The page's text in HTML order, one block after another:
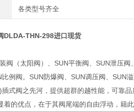
各类型号齐全
DLDA-THN-298进口现货
阀（太阳阀）、SUN平衡阀、SUN泄压
例阀。SUN防爆阀、SUN调压阀、SUN溢
式阀之先河，提供超群的越性能，可靠品
着的优点，在于其阀尾端的自由浮动，籍